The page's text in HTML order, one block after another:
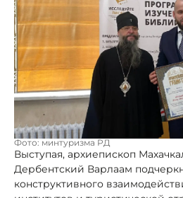
Фото: минтуризма РД
Выступая, архиепископ
Дербентский Варлаам
конструктивного